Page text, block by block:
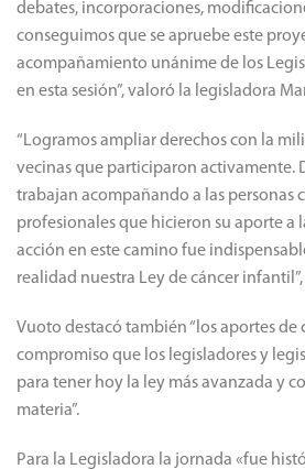
debates, incorporaciones,
conseguimos que se apruebe este
acompañamiento unánime de los
en esta sesión”, valoró la legisladora
“Logramos ampliar derechos con la
vecinas que participaron activamente.
trabajan acompañando a las personas
profesionales que hicieron su aporte a
acción en este camino fue
realidad nuestra Ley de cáncer
Vuoto destacó también “los aportes de
compromiso que los legisladores y
para tener hoy la ley más avanzada y
materia”.
Para la Legisladora la jornada «fue